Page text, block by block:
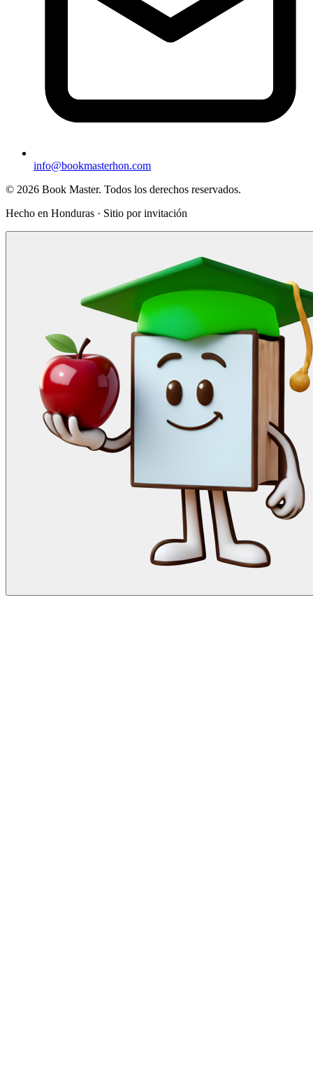
info@bookmasterhon.com
© 2026 Book Master. Todos los derechos reservados.
Hecho en Honduras · Sitio por invitación